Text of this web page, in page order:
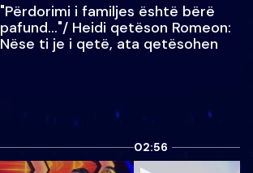
"Përdorimi i familjes është bërë
pafund…"/ Heidi qetëson Romeon:
Nëse ti je i qetë, ata qetësohen
02:56